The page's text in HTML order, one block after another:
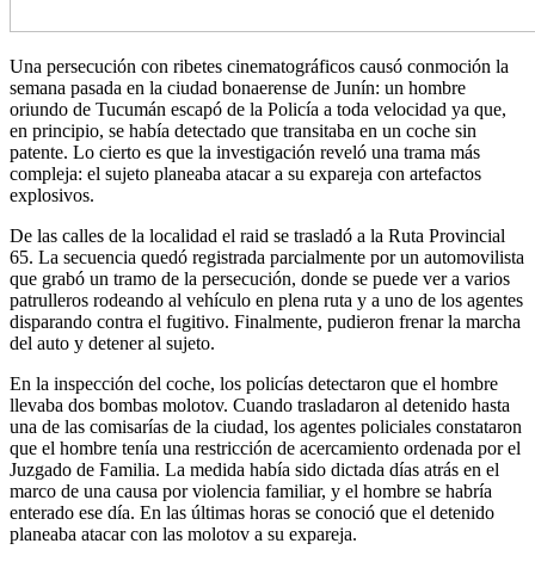
Una persecución con ribetes cinematográficos causó conmoción la
semana pasada en la ciudad bonaerense de Junín: un hombre
oriundo de Tucumán escapó de la Policía a toda velocidad ya que,
en principio, se había detectado que transitaba en un coche sin
patente. Lo cierto es que la investigación reveló una trama más
compleja: el sujeto planeaba atacar a su expareja con artefactos
explosivos.
De las calles de la localidad el raid se trasladó a la Ruta Provincial
65. La secuencia quedó registrada parcialmente por un automovilista
que grabó un tramo de la persecución, donde se puede ver a varios
patrulleros rodeando al vehículo en plena ruta y a uno de los agentes
disparando contra el fugitivo. Finalmente, pudieron frenar la marcha
del auto y detener al sujeto.
En la inspección del coche, los policías detectaron que el hombre
llevaba dos bombas molotov. Cuando trasladaron al detenido hasta
una de las comisarías de la ciudad, los agentes policiales constataron
que el hombre tenía una restricción de acercamiento ordenada por el
Juzgado de Familia. La medida había sido dictada días atrás en el
marco de una causa por violencia familiar, y el hombre se habría
enterado ese día. En las últimas horas se conoció que el detenido
planeaba atacar con las molotov a su expareja.